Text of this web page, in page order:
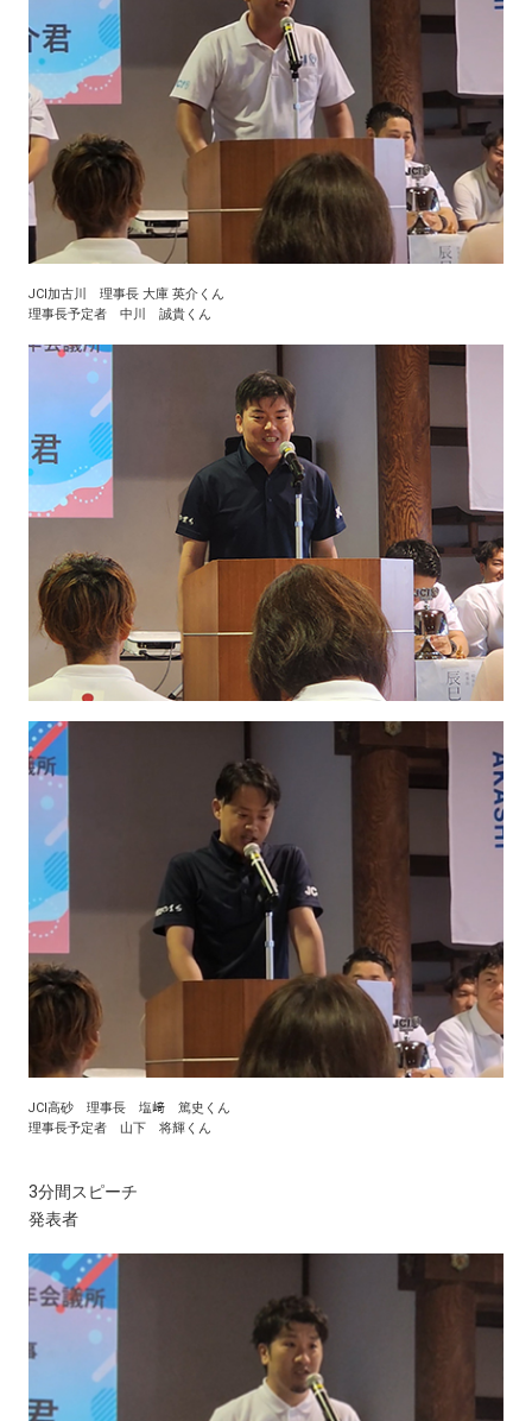
JCI加古川 理事長 大庫 英介くん
理事長予定者 中川 誠貴くん
JCI高砂 理事長 塩﨑 篤史くん
理事長予定者 山下 将輝くん
3分間スピーチ
発表者